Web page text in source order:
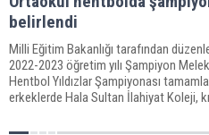
belirlendi
Milli Eğitim Bakanlığı tarafından
2022-2023 öğretim yılı Şampiyon
Hentbol Yıldızlar Şampiyonası
erkeklerde Hala Sultan İlahiyat Koleji,